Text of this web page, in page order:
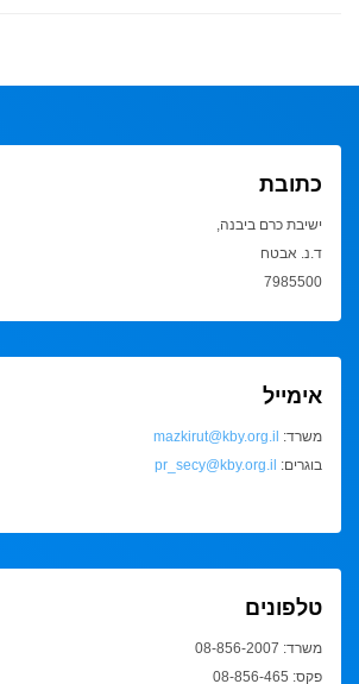
כתובת
ישיבת כרם ביבנה,
ד.נ. אבטח
7985500
אימייל
משרד: mazkirut@kby.org.il
בוגרים: pr_secy@kby.org.il
טלפונים
משרד: 08-856-2007
פקס: 08-856-465